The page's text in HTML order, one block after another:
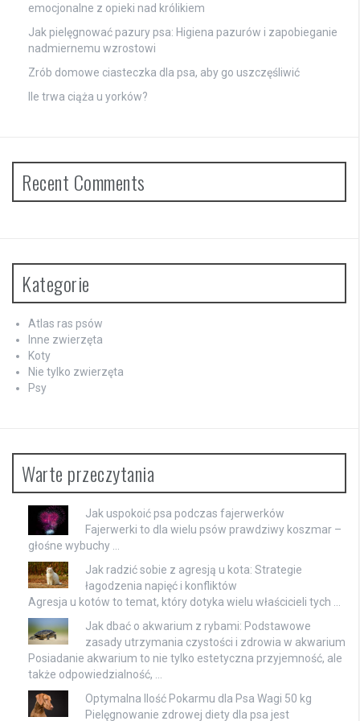
emocjonalne z opieki nad królikiem
Jak pielęgnować pazury psa: Higiena pazurów i zapobieganie
nadmiernemu wzrostowi
Zrób domowe ciasteczka dla psa, aby go uszczęśliwić
Ile trwa ciąża u yorków?
Recent Comments
Kategorie
Atlas ras psów
Inne zwierzęta
Koty
Nie tylko zwierzęta
Psy
Warte przeczytania
Jak uspokoić psa podczas fajerwerków
Fajerwerki to dla wielu psów prawdziwy koszmar –
głośne wybuchy …
Jak radzić sobie z agresją u kota: Strategie
łagodzenia napięć i konfliktów
Agresja u kotów to temat, który dotyka wielu właścicieli tych …
Jak dbać o akwarium z rybami: Podstawowe
zasady utrzymania czystości i zdrowia w akwarium
Posiadanie akwarium to nie tylko estetyczna przyjemność, ale
także odpowiedzialność, …
Optymalna Ilość Pokarmu dla Psa Wagi 50 kg
Pielęgnowanie zdrowej diety dla psa jest